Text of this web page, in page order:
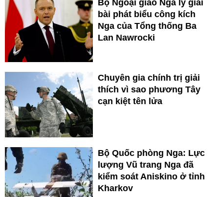
Bộ Ngoại giao Nga lý giải
bài phát biểu công kích
Nga của Tổng thống Ba
Lan Nawrocki
Chuyên gia chính trị giải
thích vì sao phương Tây
cạn kiệt tên lửa
Bộ Quốc phòng Nga: Lực
lượng Vũ trang Nga đã
kiểm soát Aniskino ở tỉnh
Kharkov